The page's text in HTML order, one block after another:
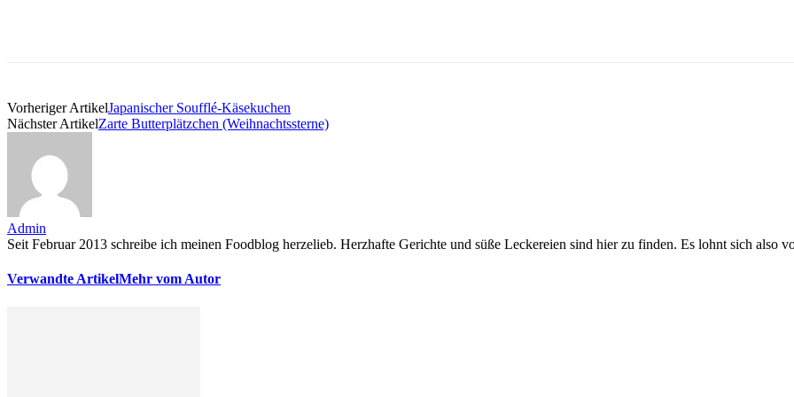
Vorheriger ArtikelJapanischer Soufflé-Käsekuchen
Nächster ArtikelZarte Butterplätzchen (Weihnachtssterne)
Admin
Seit Februar 2013 schreibe ich meinen Foodblog herzelieb. Herzhafte Gerichte und süße Leckereien sind hier zu finden. Es lohnt sich also
Verwandte ArtikelMehr vom Autor